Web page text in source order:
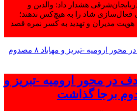
هشدار داد: والدین و
فعال‌سازی شاد را به هیچ‌کس ندهند؛
هویت مدیران و تهدید به کسر نمره قصد
در محور ارومیه -تبریز و